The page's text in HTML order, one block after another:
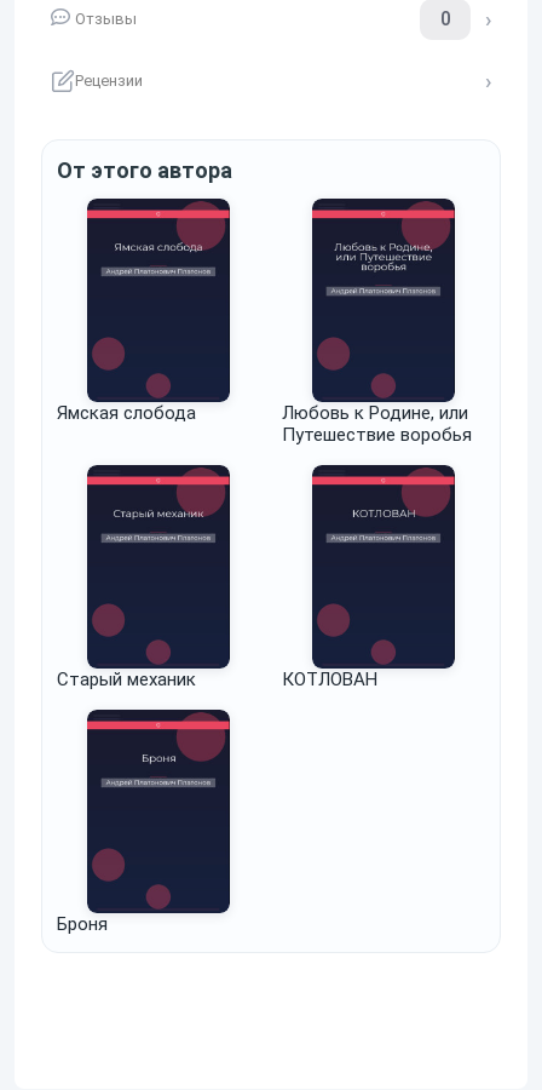
Отзывы 0
Рецензии
От этого автора
Ямская слобода
Любовь к Родине, или
Путешествие воробья
Старый механик КОТЛОВАН
Броня